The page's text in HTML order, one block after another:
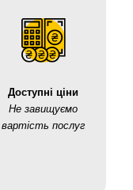
Доступні ціни
Не завищуємо
вартість послуг